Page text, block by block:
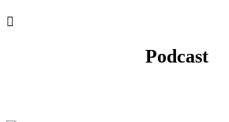

Podcast